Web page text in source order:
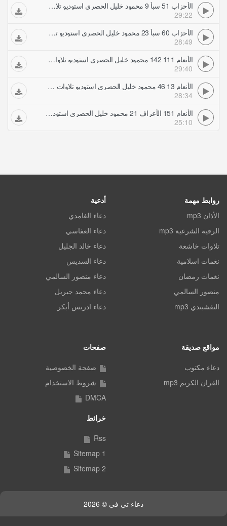
الأحزاب 51 سبأ 9 محمود خليل الحصري استوديو تلاوات مجودة
29:22
الأحزاب 60 سبأ 23 محمود خليل الحصري استوديو تلاوات مجودة
28:49
الأنعام 111 142 محمود خليل الحصري استوديو تلاوات مجودة
29:40
الأنعام 13 46 محمود خليل الحصري استوديو تلاوات مجودة
28:34
الأنعام 151 الأعراف 21 محمود خليل الحصري استوديو تلاوات مجودة
25:10
روابط مهمة
الأذان mp3
الرقية الشرعية mp3
تلاوات خاشعة
نغمات اسلامية
نغمات رمضان
منصور السالمي
النقشبندي mp3
أدعية
دعاء الغامدي
دعاء العفاسي
دعاء خالد الجليل
دعاء السديس
دعاء منصور السالمي
دعاء محمد جبريل
دعاء ادريس أبكر
مواقع صديقة
دعاء مكتوب
القران الكريم mp3
صفحات
صفحة الخصوصية
شروط الاستخدام
DMCA
خرائط
Rss
Sitemap 1
Sitemap 2
دعاء تي في © 2026